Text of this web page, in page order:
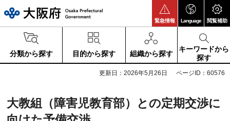
緊急情報 Language 閲覧補助
分類から探す 目的から探す 組織から探す
キーワードから
探す
更新日：2026年5月26日 ページID：60576
大教組（障害児教育部）との定期交渉に